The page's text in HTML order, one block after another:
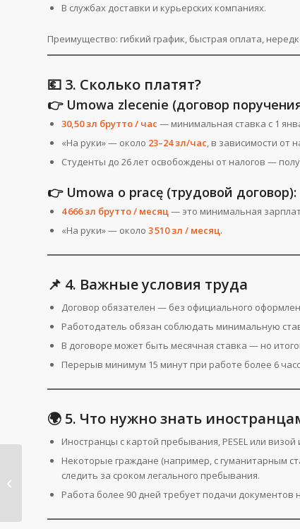
В службах доставки и курьерских компаниях.
Преимущество: гибкий график, быстрая оплата,
💶 3. Сколько платят?
👉 Umowa zlecenie (договор
30,50 зл брутто / час — минимальная ставка с 1
«На руки» — около 23–24 зл/час, в зависимости от
Студенты до 26 лет освобождены от налогов —
👉 Umowa o pracę (трудовой договор):
4 666 зл брутто / месяц— это минимальная
«На руки» — около 3 510 зл / месяц.
📌 4. Важные условия труда
Договор обязателен — без официального
Работодатель обязан соблюдать минимальную
В договоре может быть месячная ставка — но
Перерыв минимум 15 минут при работе более 6
🌍 5. Что нужно знать
Иностранцы с картой пребывания, PESEL или
Некоторые граждане (например, с гуманитарным
следить за сроком легального пребывания.
Работа более 90 дней требует подачи
23 июня праздник —
День отца в Польше
(Dzień ...